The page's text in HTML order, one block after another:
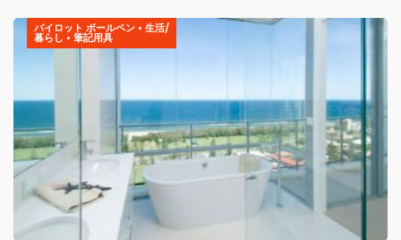
パイロット ボールペン • 生活/
暮らし • 筆記用具